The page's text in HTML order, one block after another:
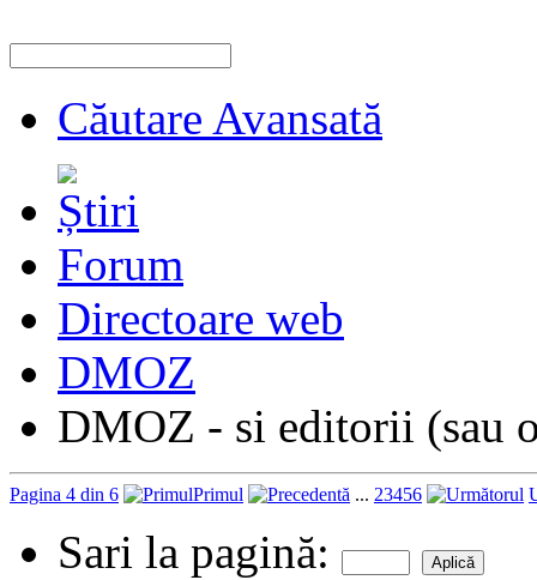
Căutare Avansată
Forum
Directoare web
DMOZ
DMOZ - si editorii (sau
Pagina 4 din 6 Primul ... 23456
Sari la pagină: